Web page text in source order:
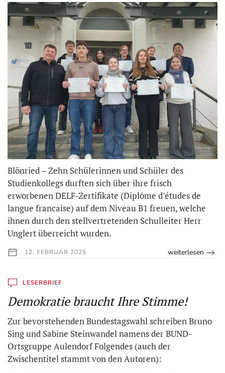
Blönried – Zehn Schülerinnen und Schüler des
Studienkollegs durften sich über ihre frisch
erworbenen DELF-Zertifikate (Diplôme d’études de
langue francaise) auf dem Niveau B1 freuen, welche
ihnen durch den stellvertretenden Schulleiter Herr
Unglert überreicht wurden.
12. FEBRUAR 2025 weiterlesen
LESERBRIEF
Demokratie braucht Ihre Stimme!
Zur bevorstehenden Bundestagswahl schreiben Bruno
Sing und Sabine Steinwandel namens der BUND-
Ortsgruppe Aulendorf Folgendes (auch der
Zwischentitel stammt von den Autoren):